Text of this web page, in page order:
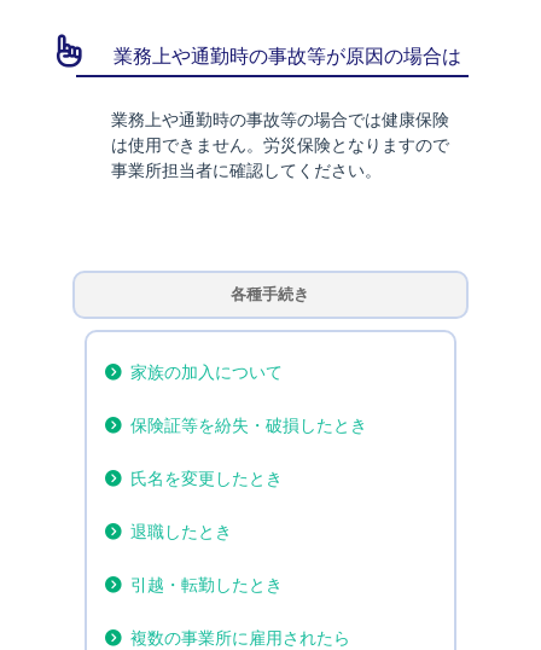
業務上や通勤時の事故等が原因の場合は
業務上や通勤時の事故等の場合では健康保険
は使用できません。労災保険となりますので
事業所担当者に確認してください。
各種手続き
家族の加入について
保険証等を紛失・破損したとき
氏名を変更したとき
退職したとき
引越・転勤したとき
複数の事業所に雇用されたら